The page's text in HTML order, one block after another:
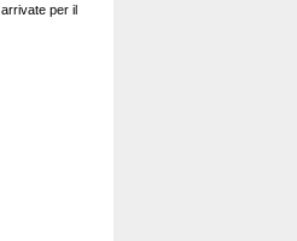
per il